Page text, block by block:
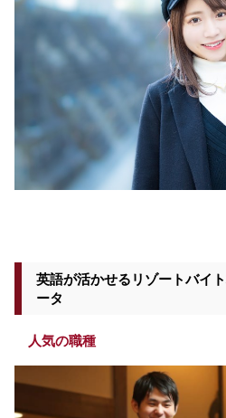
英語が活かせるリゾートバイ
ータ
人気の職種